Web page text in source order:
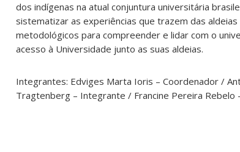
dos indígenas na atual conjuntura universitária
sistematizar as experiências que trazem das
metodológicos para compreender e lidar com o
acesso à Universidade junto as suas aldeias.
Integrantes: Edviges Marta Ioris – Coordenador /
Tragtenberg – Integrante / Francine Pereira Rebelo